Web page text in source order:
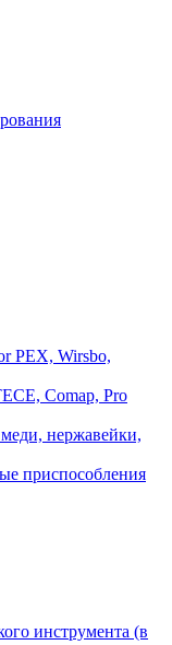
PEX, Wirsbo,
Comap, Pro
нержавейки,
приспособления
инструмента (в